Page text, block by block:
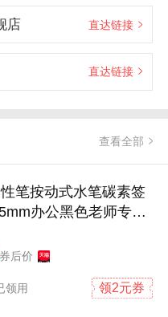
店 直达链接
直达链接
查看全部
笔按动式水笔碳素签
办公黑色老师专用
子弹头签名笔
券后价
领用 领2元券